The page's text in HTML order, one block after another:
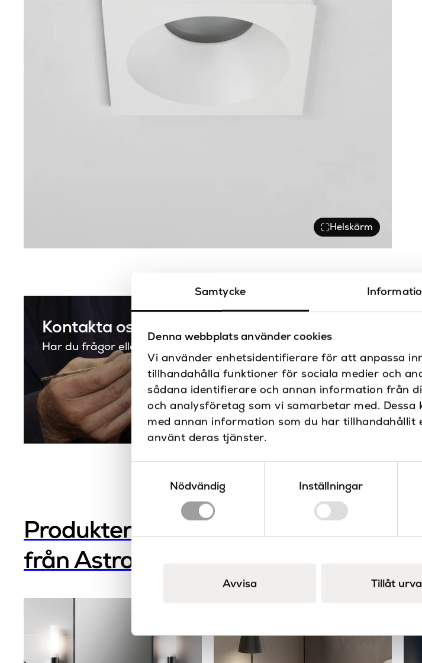
Samtycke
Denna webbplats använder cookies
Vi använder enhetsidentifierare för att anpassa
tillhandahålla funktioner för sociala medier och
sådana identifierare och annan information från
och analysföretag som vi samarbetar med.
med annan information som du har tillhandahållit
använt deras tjänster.
Nödvändig
Inställningar
Avvisa Tillåt
Helskärm
Kontakta oss
Har du frågor eller vill du göra en specialbeställning?
Produkter
från Astro